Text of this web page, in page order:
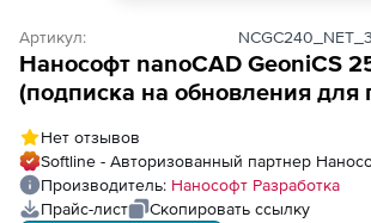
Артикул:
Нанософт nanoCAD GeoniCS
(подписка на обновления для
nanoCAD GeoniCS 25 (доп.
для Linux, update subscription
Нет отзывов
Softline - Авторизованный партнер
Производитель: Нанософт Разработка
Прайс-лист
Скопировать ссылку